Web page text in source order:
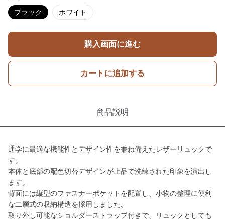
ブラック ホワイト
購入画面に進む
カートに追加する
商品説明
通学に最適な機能性とデザイン性を兼ね備えたレザーリュックで
す。
本体と底部の配色切替デザインが上品で洗練された印象を演出し
ます。
背面には縦型のファスナーポケットを配置し、小物の整理に便利
な二層式の収納構造を採用しました。
取り外し可能なショルダーストラップ付きで、リュックとしても